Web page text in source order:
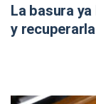
La basura
y